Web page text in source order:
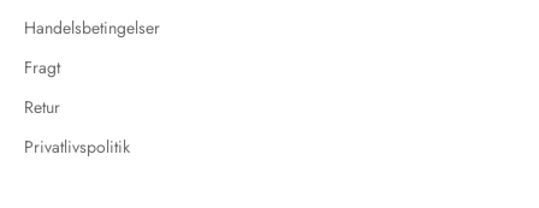
Handelsbetingelser
Fragt
Retur
Privatlivspolitik